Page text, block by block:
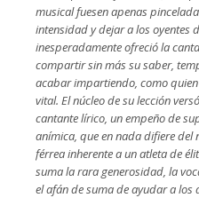
musical fuesen apenas
intensidad y dejar a los oyentes
inesperadamente ofreció la
compartir sin más su saber,
acabar impartiendo, como
vital. El núcleo de su lección
cantante lírico, un empeño de
anímica, que en nada difiere
férrea inherente a un atleta de
suma la rara generosidad, la
el afán de suma de ayudar a los